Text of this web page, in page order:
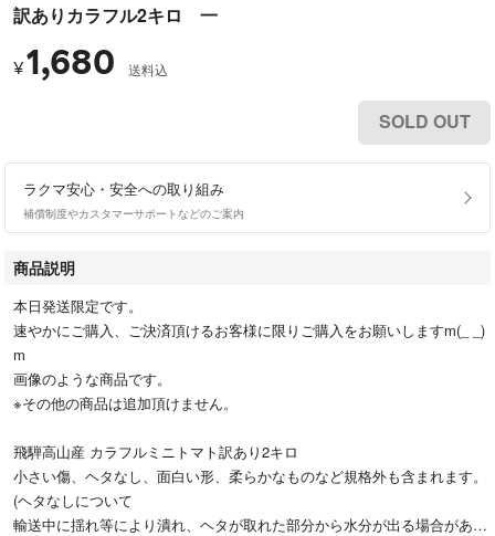
訳ありカラフル2キロ 一
¥1,680 送料込
SOLD OUT
ラクマ安心・安全への取り組み
補償制度やカスタマーサポートなどのご案内
商品説明
本日発送限定です。
速やかにご購入、ご決済頂けるお客様に限りご購入をお願いしますm(_ _)
m
画像のような商品です。
※その他の商品は追加頂けません。
飛騨高山産 カラフルミニトマト訳あり2キロ
小さい傷、ヘタなし、面白い形、柔らかなものなど規格外も含まれます。
(ヘタなしについて
輸送中に揺れ等により潰れ、ヘタが取れた部分から水分が出る場合があり